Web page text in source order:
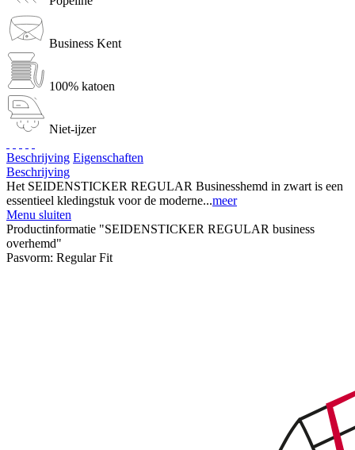
Business Kent
100% katoen
Niet-ijzer
Beschrijving Eigenschaften
Beschrijving
Het SEIDENSTICKER REGULAR Businesshemd in zwart is een
essentieel kledingstuk voor de moderne...meer
Menu sluiten
Productinformatie "SEIDENSTICKER REGULAR business
overhemd"
Pasvorm: Regular Fit